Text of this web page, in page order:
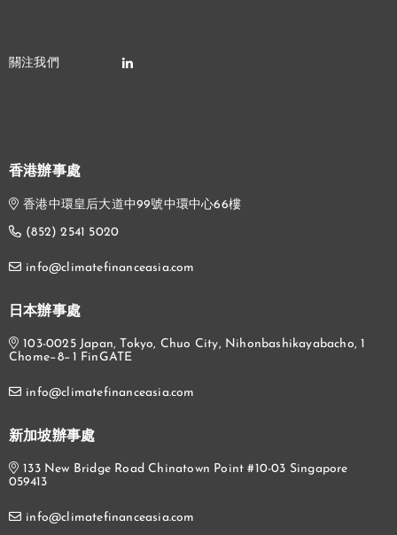
香港辦事處
香港中環皇后大道中99號中環中心66樓
(852) 2541 5020
info@climatefinanceasia.com
日本辦事處
103-0025 Japan, Tokyo, Chuo City, Nihonbashikayabacho, 1
Chome−8−1 FinGATE
info@climatefinanceasia.com
新加坡辦事處
133 New Bridge Road Chinatown Point #10-03 Singapore
059413
info@climatefinanceasia.com